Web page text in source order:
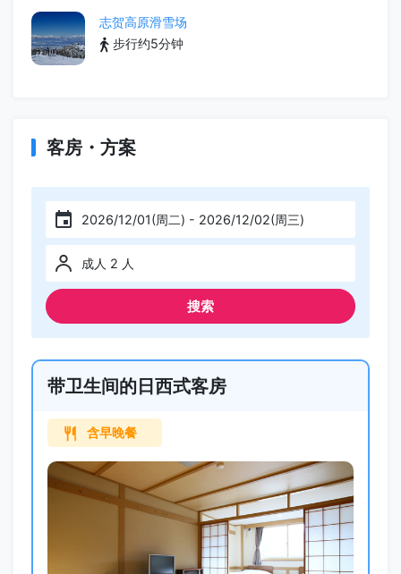
志贺高原滑雪场
步行约5分钟
客房・方案
2026/12/01(周二) - 2026/12/02(周三)
成人 2 人
搜索
带卫生间的日西式客房
含早晚餐